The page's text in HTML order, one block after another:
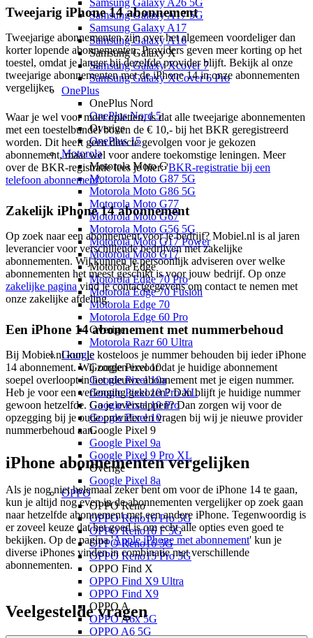
Samsung Galaxy A26 5G
Samsung Galaxy A17 5G
Samsung Galaxy A17
Samsung Galaxy A16
Samsung Galaxy X
Samsung Galaxy Xcover 7
Samsung Galaxy XCover 6 Pro
OnePlus
OnePlus Nord
OnePlus Nord 5
Overige
OnePlus 15
Motorola
Motorola Moto G
Motorola Moto G87 5G
Motorola Moto G86 5G
Motorola Moto G77
Motorola Moto G67
Motorola Moto G56 5G
Motorola Moto G17 Power
Motorola Moto G17
Motorola Edge
Motorola Edge 70 Pro
Motorola Edge 70 Fusion
Motorola Edge 70
Motorola Edge 60 Pro
Overige
Motorola Razr 60 Ultra
Google
Google Pixel 10
Google Pixel 10a
Google Pixel 10 Pro XL
Google Pixel 10 Pro
Google Pixel 10
Google Pixel 9
Google Pixel 9a
Google Pixel 9 Pro XL
Overige
Google Pixel 8a
OPPO
OPPO Reno
OPPO Reno16 Pro 5G
OPPO Reno16 F 5G
OPPO Reno16 5G
OPPO Reno15 Pro 5G
OPPO Find X
OPPO Find X9 Ultra
OPPO Find X9
OPPO A
OPPO A6x 5G
OPPO A6 5G
Tweejarig iPhone 14 abonnement
Tweejarige abonnementen zijn over het algemeen voordeliger dan
korter lopende abonnementen. Providers geven meer korting op het
toestel, omdat je langer bij dezelfde provider blijft. Bekijk al onze
tweejarige abonnementen met de iPhone 14 in onze abonnementen
vergelijker.
Waar je wel voor moet opletten, is dat alle tweejarige abonnementen
met een toestelbundel boven de € 10,- bij het BKR geregistreerd
worden. Dit heeft geen directe gevolgen voor je gekozen
abonnement, maar wel voor andere toekomstige leningen. Meer
over de BKR-registratie lees je hier: 'BKR-registratie bij een
telefoon abonnement'.
Zakelijk iPhone 14 abonnement
Op zoek naar een abonnement voor je bedrijf? Mobiel.nl is al jaren
leverancier voor verschillende bedrijven met zakelijke
abonnementen. Wij kunnen je persoonlijk adviseren over welke
abonnementen het meest geschikt is voor jouw bedrijf. Op onze
zakelijke pagina vind je contactgegevens om contact te nemen met
onze zakelijke afdeling.
Een iPhone 14 abonnement met nummerbehoud
Bij Mobiel.nl kun je kosteloos je nummer behouden bij ieder iPhone
14 abonnement. Wij zorgen ervoor dat je huidige abonnement
soepel overloopt in het nieuwe abonnement met je eigen nummer.
Heb je voor een verlenging gekozen? Dan blijft je huidige nummer
gewoon hetzelfde. Ga je overstappen? Dan zorgen wij voor de
opzegging bij je oude provider en vragen bij wij je nieuwe provider
nummerbehoud aan.
iPhone abonnementen vergelijken
Als je nog niet helemaal zeker bent om voor de iPhone 14 te gaan,
kun je altijd nog even in de abonnementen vergelijker op zoek gaan
naar hetzelfde abonnement met een andere iPhone. Tegenwoordig is
er zoveel keuze dat het goed is om echt alle opties even goed te
bekijken. Op de pagina 'Apple iPhone met abonnement' kun je
diverse iPhones vinden in combinatie met verschillende
abonnementen.
Veelgestelde vragen